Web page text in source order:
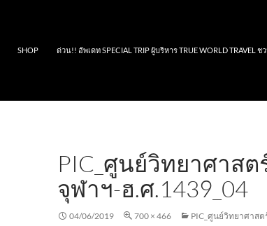
SHOP ด่วน!! อัพเดท SPECIAL TRIP ผู้บริหาร TRUE WORLD TRAVEL
PIC_ศูนย์วิทยาศาสต
จุฬาฯ-ฮ.ศ.1439_04
04/06/2019 700 × 466 PIC_ศูนย์วิทยาศาส